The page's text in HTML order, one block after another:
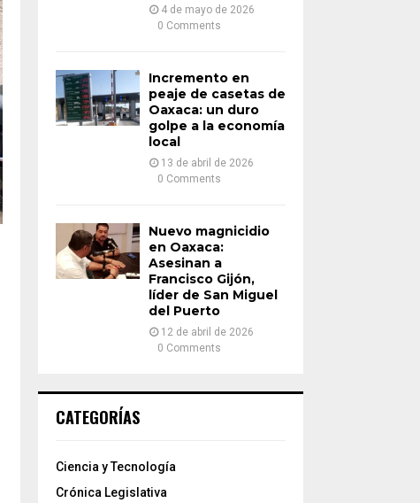
4 de mayo de 2026
0 Comments
Incremento en
peaje de casetas de
Oaxaca: un duro
golpe a la economía
local
13 de abril de 2026
0 Comments
Nuevo magnicidio
en Oaxaca:
Asesinan a
Francisco Gijón,
líder de San Miguel
del Puerto
12 de abril de 2026
0 Comments
CATEGORÍAS
Ciencia y Tecnología
Crónica Legislativa